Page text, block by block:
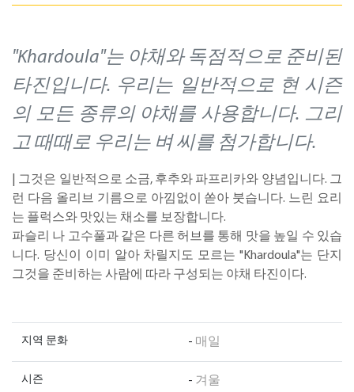
"Khardoula"는 야채와 독점적으로 준비된
타진입니다. 우리는 일반적으로 현 시즌
의 모든 종류의 야채를 사용합니다. 그리
고 때때로 우리는 벼 씨를 첨가합니다.
| 그것은 일반적으로 소금, 후추와 파프리카와 양념입니다. 그
런 다음 올리브 기름으로 아낌없이 쏟아 붓습니다. 느린 요리
는 플럭스와 맛있는 채소를 보장합니다.
파슬리 나 고수풀과 같은 다른 허브를 통해 맛을 높일 수 있습
니다. 당신이 이미 알아 차릴지도 모르는 "Khardoula"는 단지
그것을 준비하는 사람에 따라 구성되는 야채 타진이다.
지역 문화 - 매일
시즌 - 겨울